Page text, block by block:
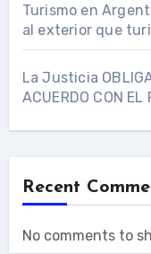
Turismo en
al exterior que
La Justicia
ACUERDO CON EL
Recent
No comments to